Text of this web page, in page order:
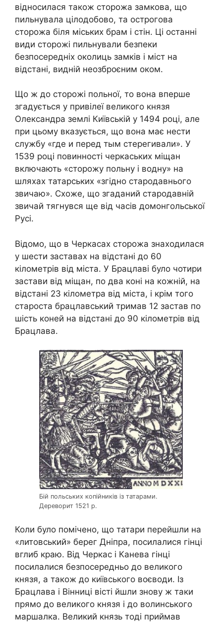
відносилася також сторожа замкова, що
пильнувала цілодобово, та острогова
сторожа біля міських брам і стін. Ці останні
види сторожі пильнували безпеки
безпосередніх околиць замків і міст на
відстані, видній неозброєним оком.
Що ж до сторожі польної, то вона вперше
згадується у привілеї великого князя
Олександра землі Київській у 1494 році, але
при цьому вказується, що вона має нести
службу «где и перед тым стерегивали». У
1539 році повинності черкаських міщан
включають «сторожу польну і водну» на
шляхах татарських «згідно стародавнього
звичаю». Схоже, що згаданий стародавній
звичай тягнувся ще від часів домонгольської
Русі.
Відомо, що в Черкасах сторожа знаходилася
у шести заставах на відстані до 60
кілометрів від міста. У Брацлаві було чотири
застави від міщан, по два коні на кожній, на
відстані 23 кілометра від міста, і крім того
староста брацлавський тримав 12 застав по
шість коней на відстані до 90 кілометрів від
Брацлава.
Бій польських копійників із татарами.
Дереворит 1521 р.
Коли було помічено, що татари перейшли на
«литовський» берег Дніпра, посилалися гінці
вглиб краю. Від Черкас і Канева гінці
посилалися безпосередньо до великого
князя, а також до київського воєводи. Із
Брацлава і Вінниці вісті йшли знову ж таки
прямо до великого князя і до волинського
маршалка. Великий князь тоді приймав